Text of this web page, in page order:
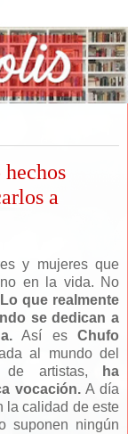
a
y mujeres que
en la vida. No
Lo que realmente
se dedican a
Así esChufo
al mundo del
de artistas,
ha
vocación. A día
la calidad de este
suponen ningún